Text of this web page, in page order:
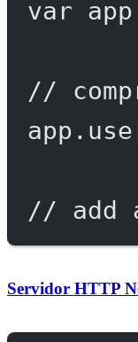
var app
//
app. use
// add
Servidor HTTP